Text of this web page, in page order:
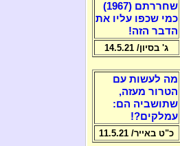
שחררתם (1967)
כמי שכפו עליו את
הדבר הזה!
ג' בסיון/ 14.5.21
מה לעשות עם
הטרור מעזה,
שתושביה הם:
עמלקים?!
כ"ט באייר/ 11.5.21